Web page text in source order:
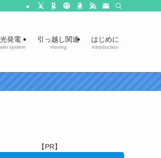
発電
system
引っ越し関連
moving
はじめに
introduction
【PR】